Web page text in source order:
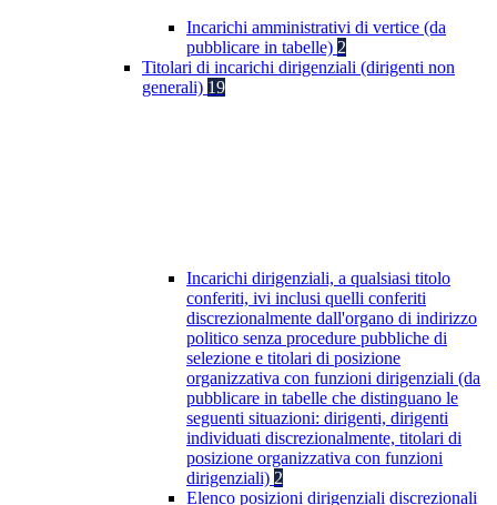
Incarichi amministrativi di vertice (da
pubblicare in tabelle) 2
Titolari di incarichi dirigenziali (dirigenti non
generali) 19
Incarichi dirigenziali, a qualsiasi titolo
conferiti, ivi inclusi quelli conferiti
discrezionalmente dall'organo di indirizzo
politico senza procedure pubbliche di
selezione e titolari di posizione
organizzativa con funzioni dirigenziali (da
pubblicare in tabelle che distinguano le
seguenti situazioni: dirigenti, dirigenti
individuati discrezionalmente, titolari di
posizione organizzativa con funzioni
dirigenziali) 2
Elenco posizioni dirigenziali discrezionali